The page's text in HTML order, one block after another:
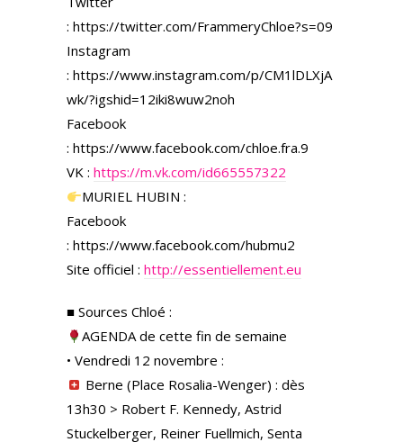
: https://twitter.com/FrammeryChloe?s=09
Instagram
: https://www.instagram.com/p/CM1lDLXjA
wk/?igshid=12iki8wuw2noh
Facebook
: https://www.facebook.com/chloe.fra.9
VK : https://m.vk.com/id665557322
MURIEL HUBIN :
Facebook
: https://www.facebook.com/hubmu2
Site officiel : http://essentiellement.eu
■ Sources Chloé :
AGENDA de cette fin de semaine
• Vendredi 12 novembre :
Berne (Place Rosalia-Wenger) : dès
13h30 > Robert F. Kennedy, Astrid
Stuckelberger, Reiner Fuellmich, Senta